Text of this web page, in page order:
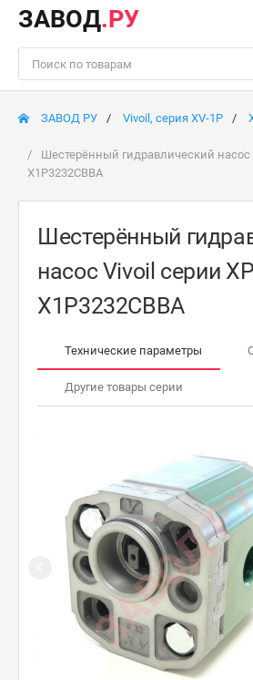
ЗАВОД.РУ
ЗАВОД РУ Vivoil, серия XV-1P
Шестерённый гидравлический насос
X1P3232CBBA
Шестерённый
насос Vivoil серии
X1P3232CBBA
Технические параметры
Другие товары серии